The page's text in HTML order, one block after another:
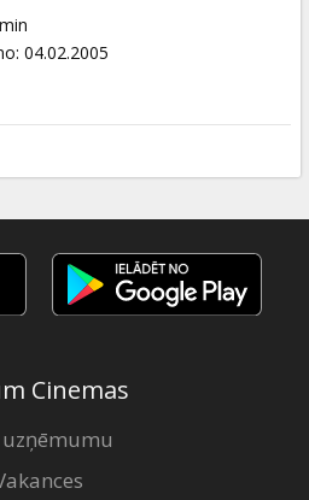
: 04.02.2005
Cinemas
uzņēmumu